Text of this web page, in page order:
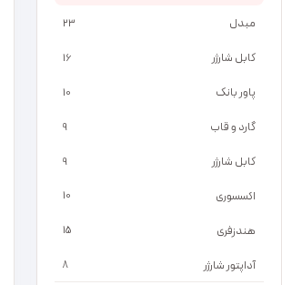
مبدل 23
کابل شارژر 16
پاور بانک 10
گارد و قاب 9
کابل شارژر 9
اکسسوری 10
هندزفری 15
آداپتور شارژر 8